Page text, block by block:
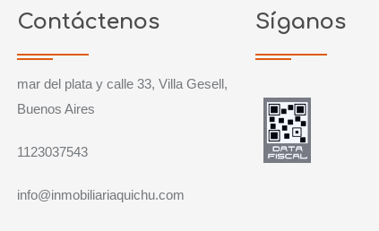
Contáctenos
mar del plata y calle 33, Villa Gesell,
Buenos Aires
1123037543
info@inmobiliariaquichu.com
Síganos